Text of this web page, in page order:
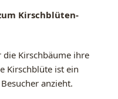
Kirschblüten-
die Kirschbäume ihre
Kirschblüte ist ein
anzieht.